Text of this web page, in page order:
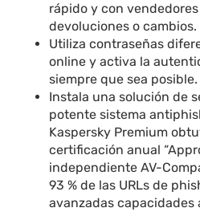
rápido y con
devoluciones o cambios.
Utiliza contraseñas
online y activa la
siempre que sea posible.
Instala una solución de
potente sistema
Kaspersky Premium
certificación anual
independiente AV-
93 % de las URLs de
avanzadas